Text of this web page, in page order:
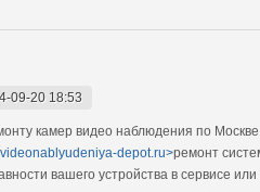
09-20 18:53
камер видео наблюдения по Москве.
depot.ru>ремонт
вашего устройства в сервисе